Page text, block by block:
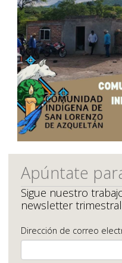
Apúntate
Sigue nuestro
newsletter trimestral
Dirección de correo